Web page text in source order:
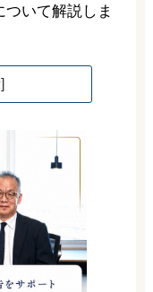
いて解説しま
]